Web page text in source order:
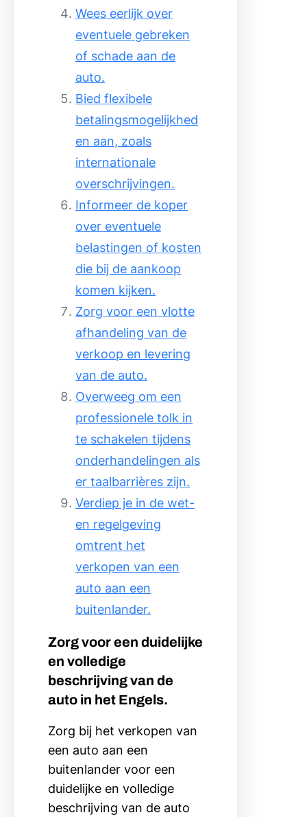
Wees eerlijk over
eventuele gebreken
of schade aan de
auto.
Bied flexibele
betalingsmogelijkhed
en aan, zoals
internationale
overschrijvingen.
Informeer de koper
over eventuele
belastingen of kosten
die bij de aankoop
komen kijken.
Zorg voor een vlotte
afhandeling van de
verkoop en levering
van de auto.
Overweeg om een
professionele tolk in
te schakelen tijdens
onderhandelingen als
er taalbarrières zijn.
Verdiep je in de wet-
en regelgeving
omtrent het
verkopen van een
auto aan een
buitenlander.
Zorg voor een duidelijke
en volledige
beschrijving van de
auto in het Engels.
Zorg bij het verkopen van
een auto aan een
buitenlander voor een
duidelijke en volledige
beschrijving van de auto